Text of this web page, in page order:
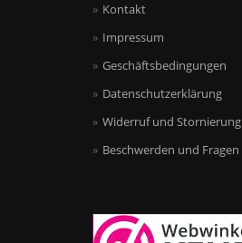
Kontakt
Impressum
Geschäftsbedingungen
Datenschutzerklärung
Widerruf und Stornierung
Beschwerden und Fragen